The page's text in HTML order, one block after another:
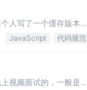
人写了一个缓存版本又
码优化重构的经验，一
JavaScript 代码规范
视频面试的，一般是晚